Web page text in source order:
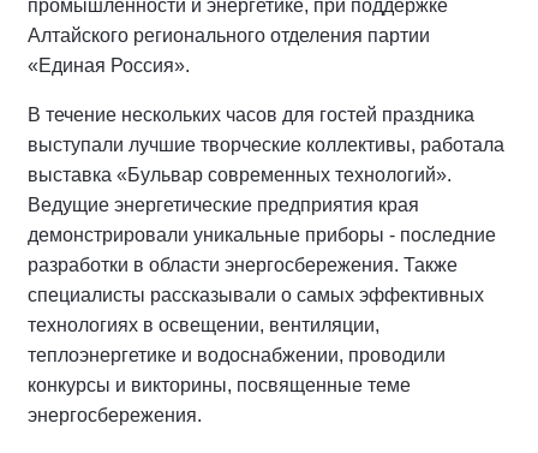
промышленности и энергетике, при поддержке
Алтайского регионального отделения партии
«Единая Россия».
В течение нескольких часов для гостей праздника
выступали лучшие творческие коллективы, работала
выставка «Бульвар современных технологий».
Ведущие энергетические предприятия края
демонстрировали уникальные приборы - последние
разработки в области энергосбережения. Также
специалисты рассказывали о самых эффективных
технологиях в освещении, вентиляции,
теплоэнергетике и водоснабжении, проводили
конкурсы и викторины, посвященные теме
энергосбережения.